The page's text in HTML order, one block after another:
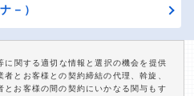
－）
関する適切な情報と選択の機会を提供
とお客様との契約締結の代理、斡旋、
とお客様の間の契約にいかなる関与もす